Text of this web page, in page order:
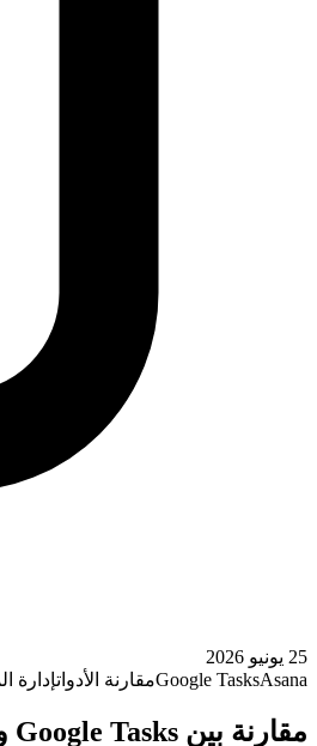
25 يونيو 2026
Google TasksAsana مقارنة الأدواتإدارة
مقارنة بين Google Tasks وAsana: أيهما الأنسب لفريقك في 2026؟